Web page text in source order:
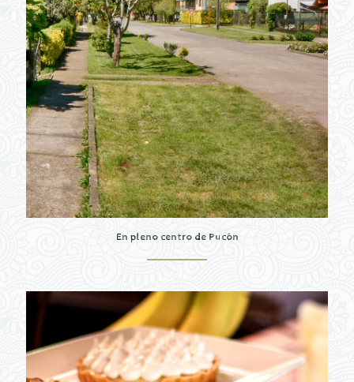
En pleno centro de Pucón